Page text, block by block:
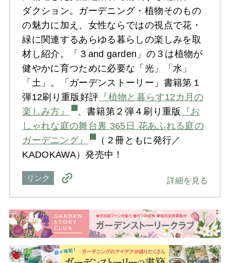
ダクション。ガーデニング・植物そのもの
の魅力に加え、女性ならではの視点で花・
緑に関連するあらゆる暮らしの楽しみを取
材し紹介。「３and garden」の３は植物が
健やかに育つために必要な「光」「水」
「土」。「ガーデンストーリー」書籍第１
弾12刷り重版好評 『植物と暮らす12カ月の
楽しみ方』
、書籍第２弾４刷り重版
『お
しゃれな庭の舞台裏 365日 花あふれる庭の
ガーデニング』
（２冊ともに発行／
KADOKAWA）発売中！
リンク 詳細を見る